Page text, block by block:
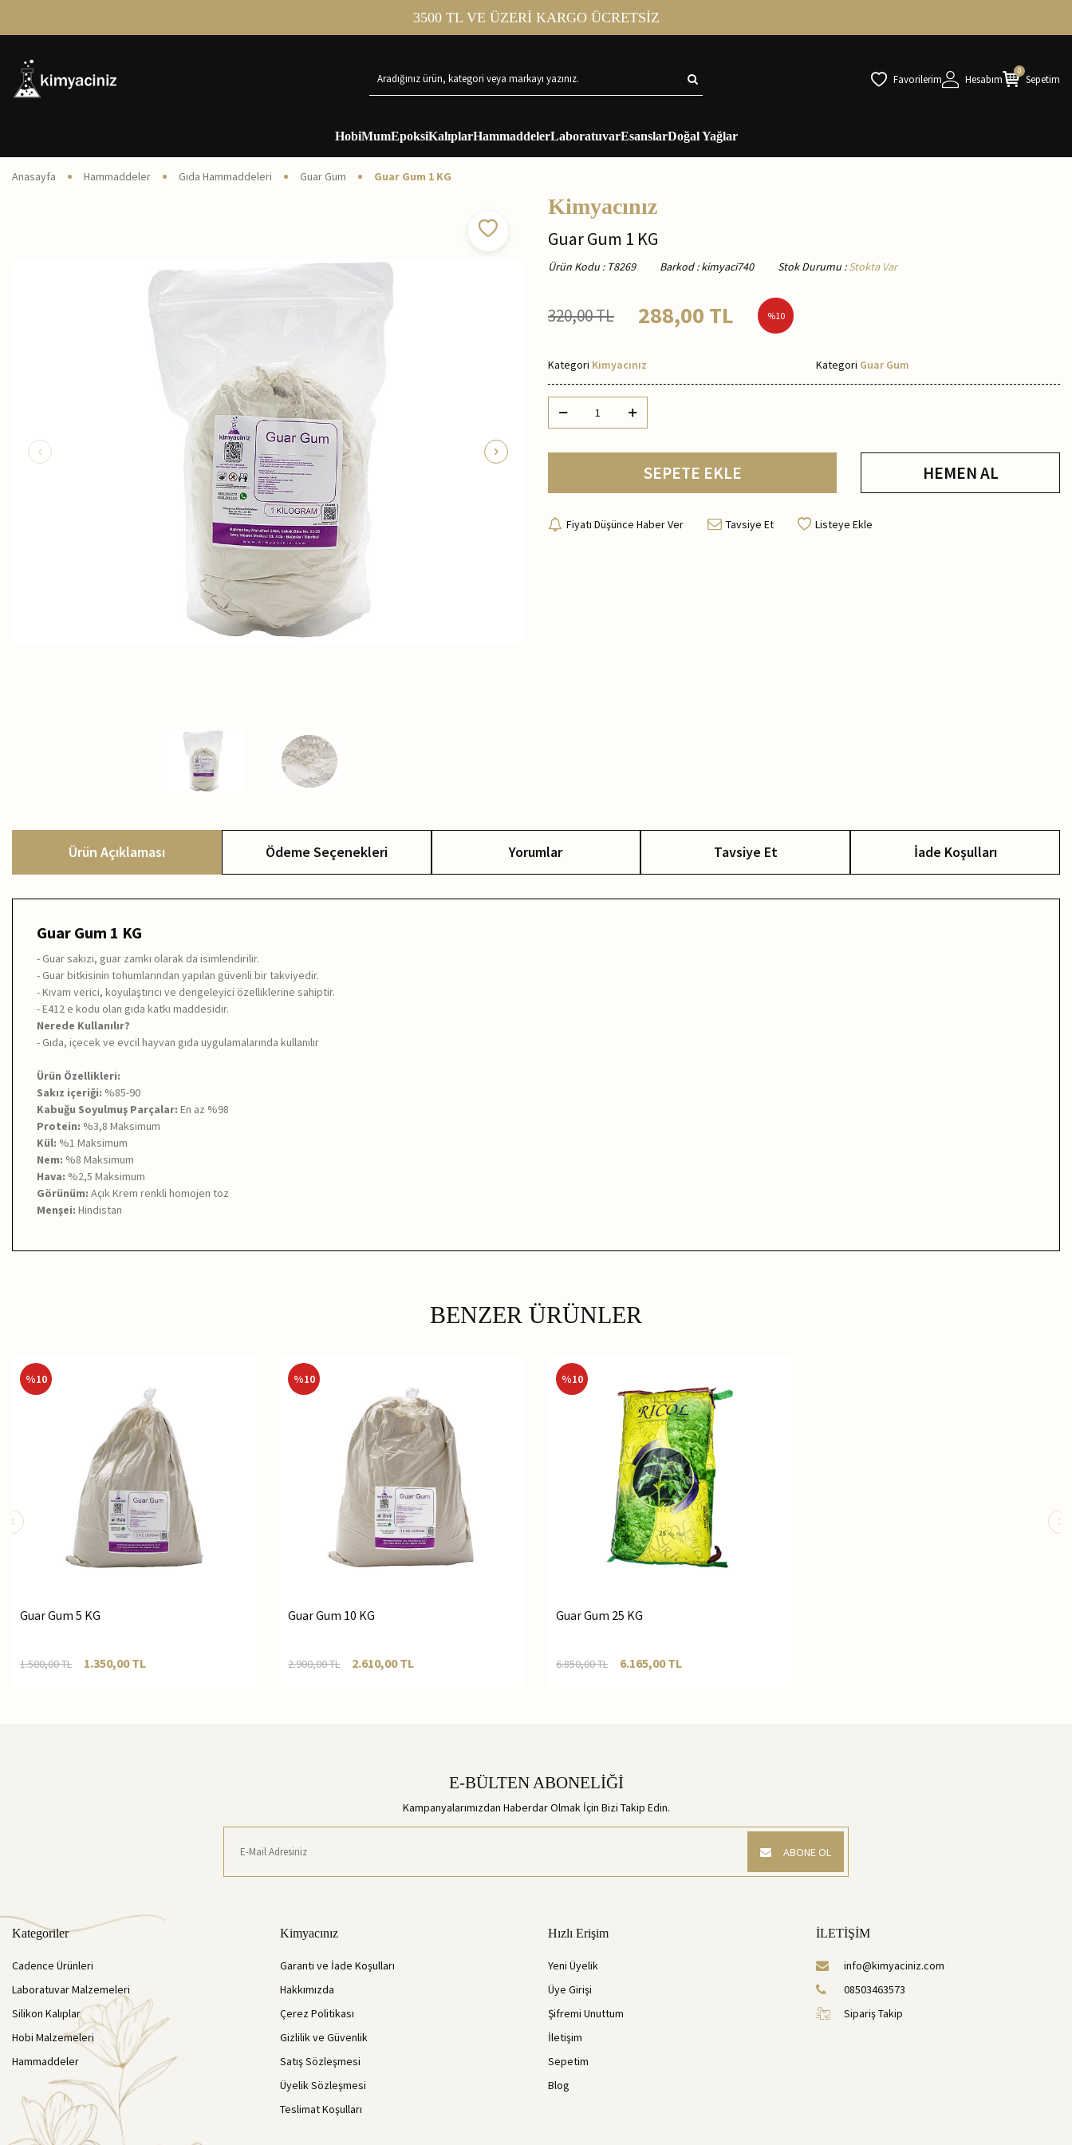
3500 TL VE ÜZERİ KARGO ÜCRETSİZ
Favorilerim Hesabım
0
Sepetim
HobiMumEpoksiKalıplarHammaddelerLaboratuvarEsanslarDoğal Yağlar
Anasayfa Hammaddeler Gıda Hammaddeleri Guar Gum Guar Gum 1 KG
Kimyacınız
Guar Gum 1 KG
Ürün Kodu : T8269 Barkod : kimyaci740 Stok Durumu : Stokta Var
320,00TL 288,00 TL %10
Kategori Kimyacınız Kategori Guar Gum
SEPETE EKLE HEMEN AL
Fiyatı Düşünce Haber Ver Tavsiye Et Listeye Ekle
Ürün Açıklaması Ödeme Seçenekleri Yorumlar Tavsiye Et İade Koşulları
Guar Gum 1 KG
- Guar sakızı, guar zamkı olarak da isimlendirilir.
- Guar bitkisinin tohumlarından yapılan güvenli bir takviyedir.
- Kıvam verici, koyulaştırıcı ve dengeleyici özelliklerine sahiptir.
- E412 e kodu olan gıda katkı maddesidir.
Nerede Kullanılır?
- Gıda, içecek ve evcil hayvan gıda uygulamalarında kullanılır
Ürün Özellikleri:
Sakız içeriği: %85-90
Kabuğu Soyulmuş Parçalar: En az %98
Protein: %3,8 Maksimum
Kül: %1 Maksimum
Nem: %8 Maksimum
Hava: %2,5 Maksimum
Görünüm: Açık Krem renkli homojen toz
Menşei: Hindistan
BENZER ÜRÜNLER
%10
Guar Gum 5 KG
1.500,00TL 1.350,00TL
%10
Guar Gum 10 KG
2.900,00TL 2.610,00TL
%10
Guar Gum 25 KG
6.850,00TL 6.165,00TL
E-BÜLTEN ABONELİĞİ
Kampanyalarımızdan Haberdar Olmak İçin Bizi Takip Edin.
ABONE OL
Kategoriler
Cadence Ürünleri
Laboratuvar Malzemeleri
Silikon Kalıplar
Hobi Malzemeleri
Hammaddeler
Kimyacınız
Garanti ve İade Koşulları
Hakkımızda
Çerez Politikası
Gizlilik ve Güvenlik
Satış Sözleşmesi
Üyelik Sözleşmesi
Teslimat Koşulları
Hızlı Erişim
Yeni Üyelik
Üye Girişi
Şifremi Unuttum
İletişim
Sepetim
Blog
İLETİŞİM
info@kimyaciniz.com
08503463573
Sipariş Takip